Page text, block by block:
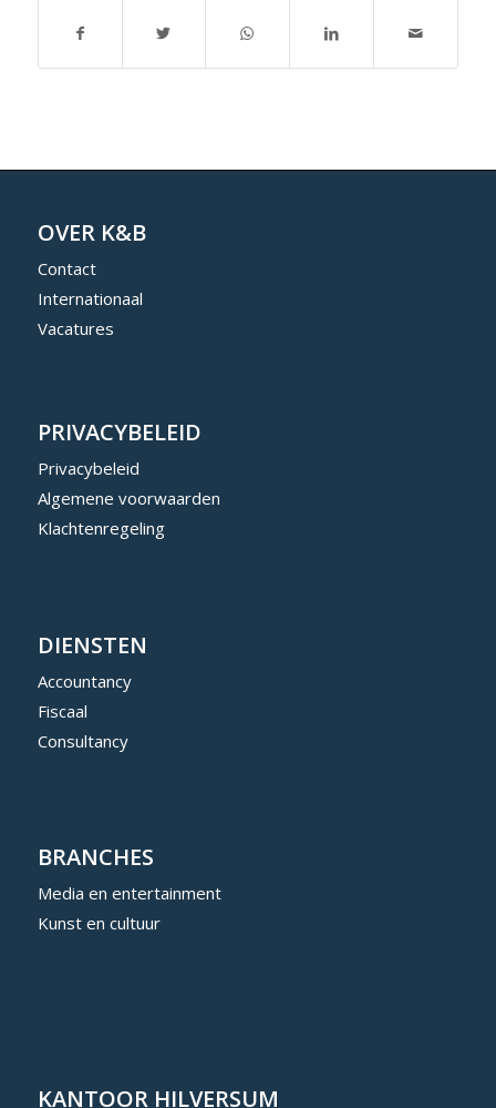
OVER K&B
Contact
Internationaal
Vacatures
PRIVACYBELEID
Privacybeleid
Algemene voorwaarden
Klachtenregeling
DIENSTEN
Accountancy
Fiscaal
Consultancy
BRANCHES
Media en entertainment
Kunst en cultuur
KANTOOR HILVERSUM